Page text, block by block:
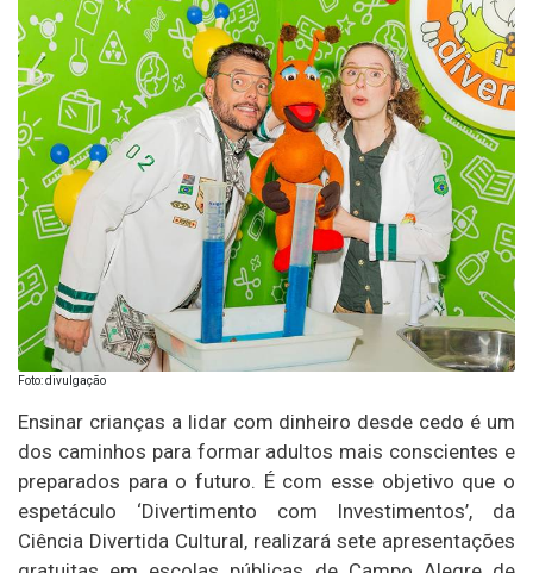
Foto: divulgação
Ensinar crianças a lidar com dinheiro desde cedo é um
dos caminhos para formar adultos mais conscientes e
preparados para o futuro. É com esse objetivo que o
espetáculo ‘Divertimento com Investimentos’, da
Ciência Divertida Cultural, realizará sete apresentações